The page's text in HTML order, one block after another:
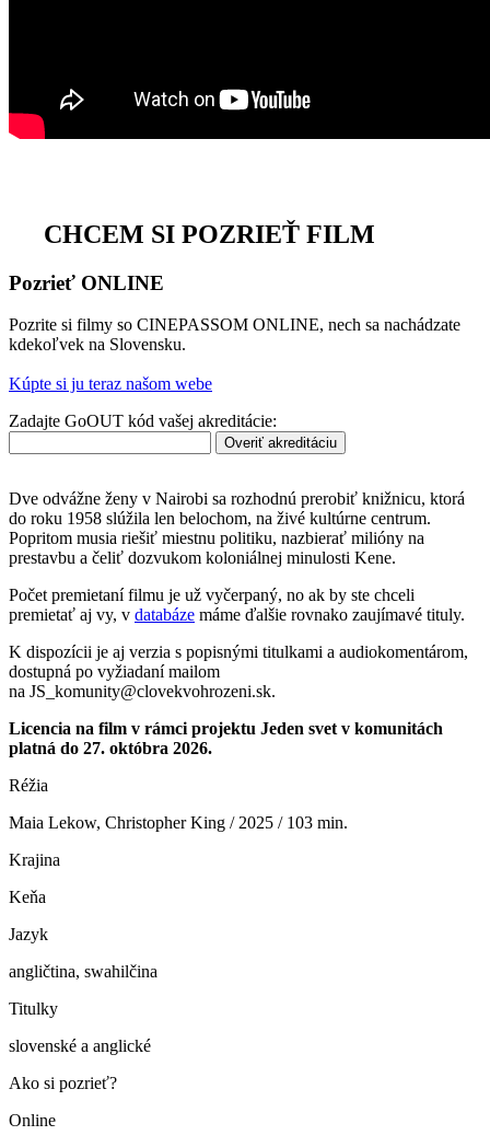
CHCEM SI POZRIEŤ FILM
Pozrieť ONLINE
Pozrite si filmy so CINEPASSOM ONLINE, nech sa nachádzate
kdekoľvek na Slovensku.
Kúpte si ju teraz našom webe
Zadajte GoOUT kód vašej akreditácie:
Overiť akreditáciu
Dve odvážne ženy v Nairobi sa rozhodnú prerobiť knižnicu, ktorá
do roku 1958 slúžila len belochom, na živé kultúrne centrum.
Popritom musia riešiť miestnu politiku, nazbierať milióny na
prestavbu a čeliť dozvukom koloniálnej minulosti Kene.
Počet premietaní filmu je už vyčerpaný, no ak by ste chceli
premietať aj vy, v databáze máme ďalšie rovnako zaujímavé tituly.
K dispozícii je aj verzia s popisnými titulkami a audiokomentárom,
dostupná po vyžiadaní mailom
na JS_komunity@clovekvohrozeni.sk.
Licencia na film v rámci projektu Jeden svet v komunitách
platná do 27. októbra 2026.
Réžia
Maia Lekow, Christopher King / 2025 / 103 min.
Krajina
Keňa
Jazyk
angličtina, swahilčina
Titulky
slovenské a anglické
Ako si pozrieť?
Online